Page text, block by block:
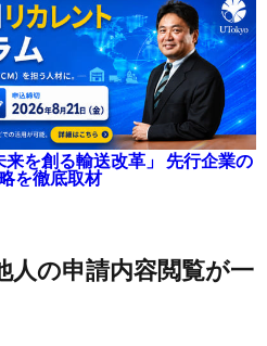
を創る輸送改革」 先行企業の
を徹底取材